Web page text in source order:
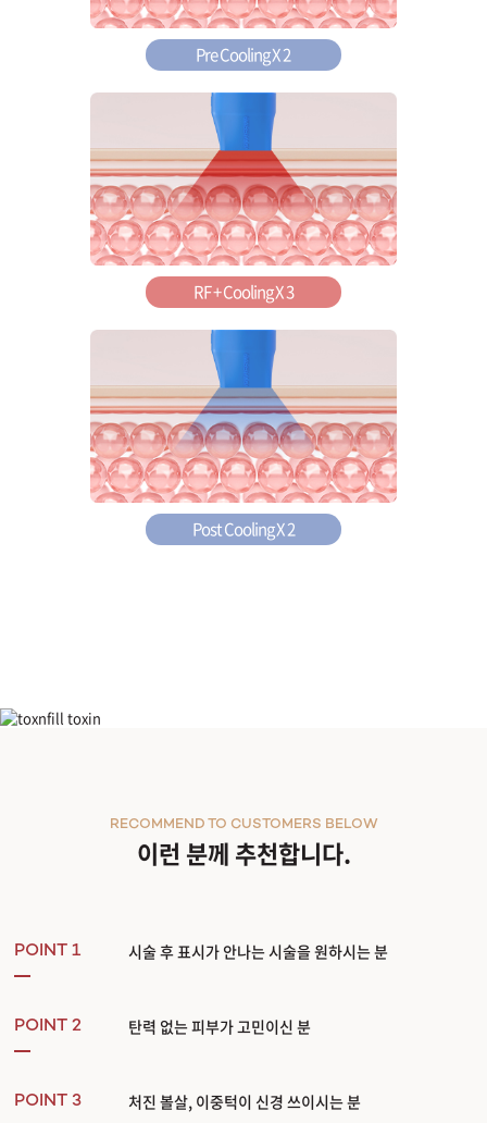
Pre Cooling X 2
RF + Cooling X 3
Post Cooling X 2
이런 분께 추천합니다.
RECOMMEND TO CUSTOMERS BELOW
POINT 1 시술 후 표시가 안나는 시술을 원하시는 분
POINT 2 탄력 없는 피부가 고민이신 분
POINT 3 처진 볼살, 이중턱이 신경 쓰이시는 분